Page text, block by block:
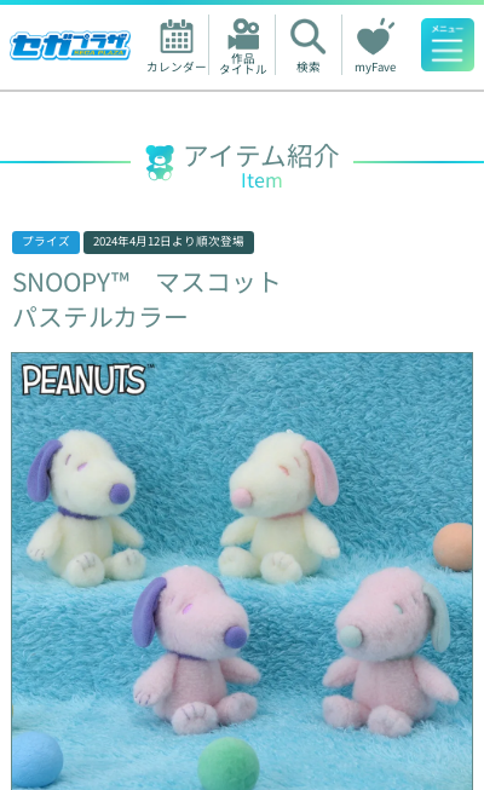
カレンダー 作品
タイトル 検索 myFave
人気ワード
アイテム紹介
Item
プライズ 2024年4月12日 より順次登場
SNOOPY™
マスコット
パステルカラー